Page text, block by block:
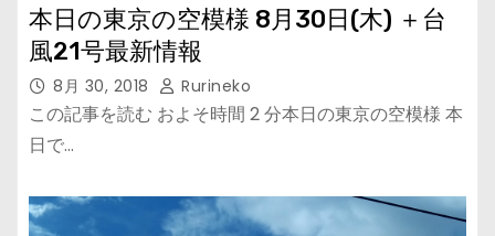
本日の東京の空模様 8月30日(木) ＋台
風21号最新情報
8月 30, 2018 Rurineko
この記事を読む およそ時間 2 分本日の東京の空模様 本
日で…